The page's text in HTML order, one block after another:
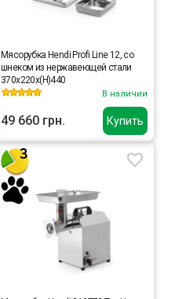
Купить
Мясорубка Hendi Profi Line 12, со
шнеком из нержавеющей стали
370x220x(H)440
В наличии
49 660 грн.